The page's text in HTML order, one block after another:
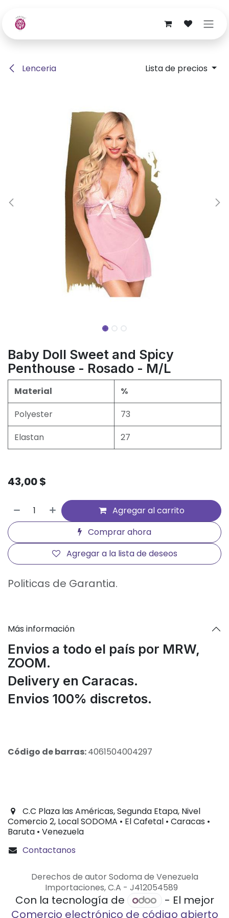
Lenceria Lista de precios
Baby Doll Sweet and Spicy
Penthouse - Rosado - M/L
Material
%
Polyester
73
Elastan
27
43,00$
Agregar al carrito
Comprar ahora
Agregar a la lista de deseos
Politicas de Garantia.
Más información
Envios a todo el país por MRW,
ZOOM.
Delivery en Caracas.
Envios 100% discretos.
Código de barras:4061504004297
C.C Plaza las Américas, Segunda Etapa, Nivel
Comercio 2, Local SODOMA • El Cafetal • Caracas •
Baruta • Venezuela
Contactanos
Derechos de autor Sodoma de Venezuela
Importaciones, C.A - J412054589
Con la tecnología de
- El mejor
Comercio electrónico de código abierto